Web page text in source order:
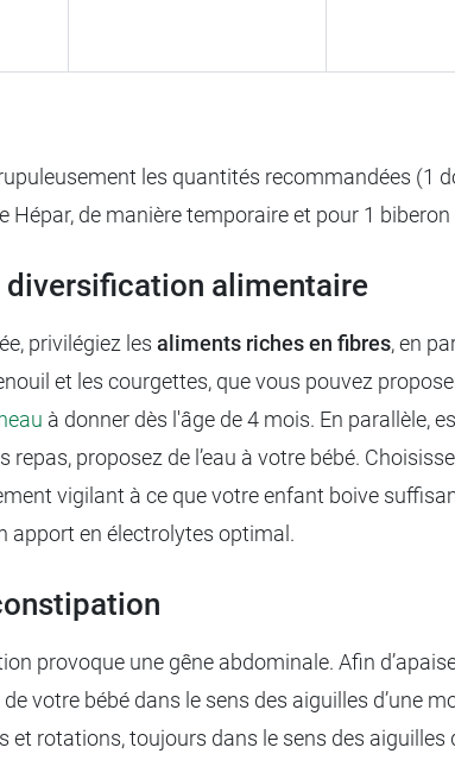
les quantités recommandées (1
Hépar, de manière temporaire et pour 1
diversification alimentaire
privilégiez les aliments riches en fibres, en
et les courgettes, que vous pouvez
à donner dès l'âge de 4 mois. En parallèle,
proposez de l’eau à votre bébé.
vigilant à ce que votre enfant boive
apport en électrolytes optimal.
provoque une gêne abdominale. Afin
de votre bébé dans le sens des aiguilles d’une
et rotations, toujours dans le sens des